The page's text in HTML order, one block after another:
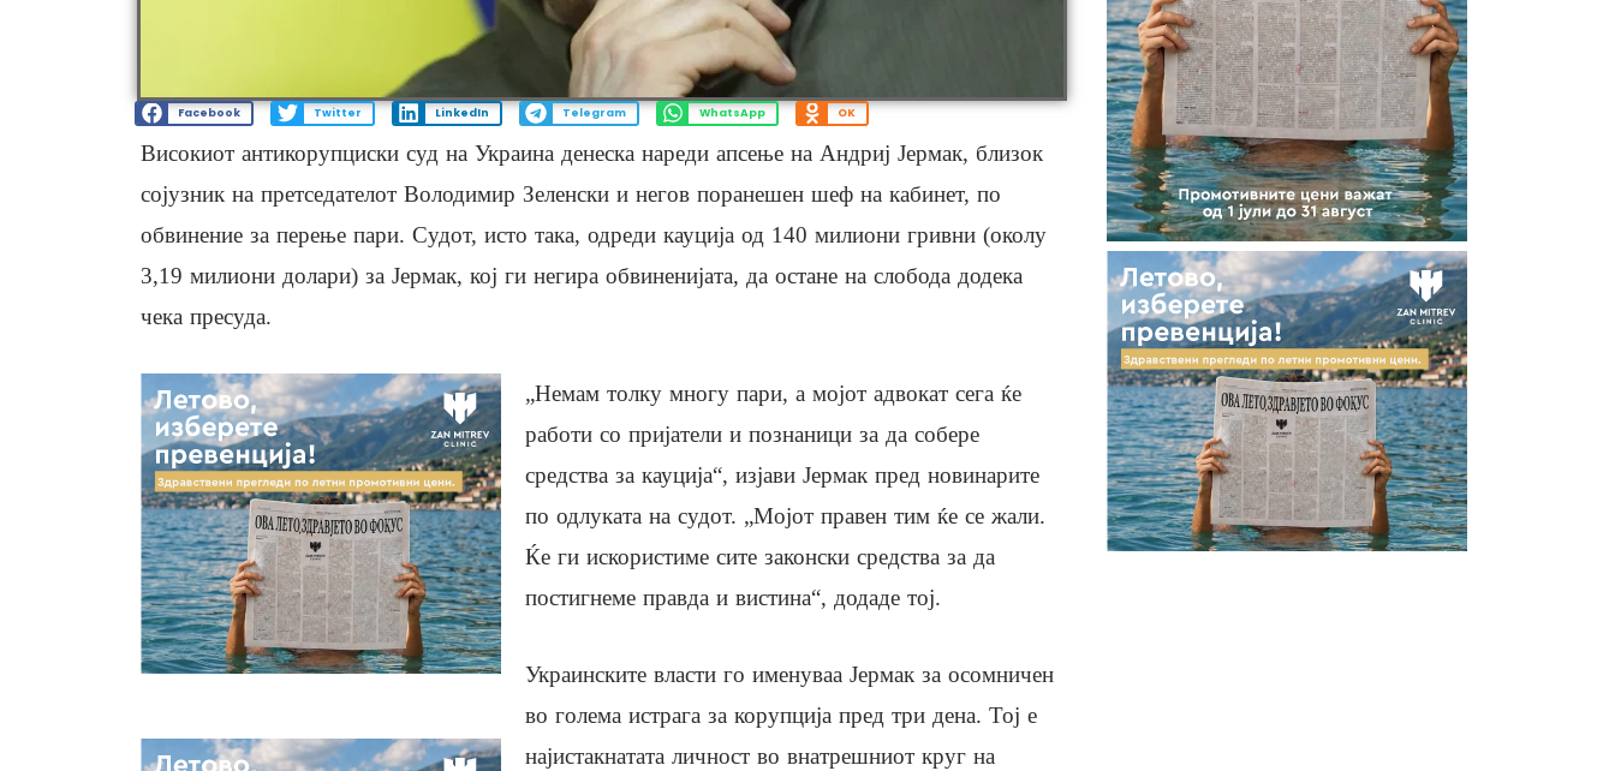
Facebook Twitter LinkedIn Telegram WhatsApp OK
Високиот антикорупциски суд на Украина денеска нареди апсење на Андриј Јермак, близок
сојузник на претседателот Володимир Зеленски и негов поранешен шеф на кабинет, по
обвинение за перење пари. Судот, исто така, одреди кауција од 140 милиони гривни (околу
3,19 милиони долари) за Јермак, кој ги негира обвиненијата, да остане на слобода додека
чека пресуда.
„Немам толку многу пари, а мојот адвокат сега ќе
работи со пријатели и познаници за да собере
средства за кауција“, изјави Јермак пред новинарите
по одлуката на судот. „Мојот правен тим ќе се жали.
Ќе ги искористиме сите законски средства за да
постигнеме правда и вистина“, додаде тој.
Украинските власти го именуваа Јермак за осомничен
во голема истрага за корупција пред три дена. Тој е
најистакнатата личност во внатрешниот круг на